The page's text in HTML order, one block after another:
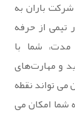
باران به
تیمی از حرفه
مدت، شما با
و مهارت‌های
تواند نقطه
شما امکان می